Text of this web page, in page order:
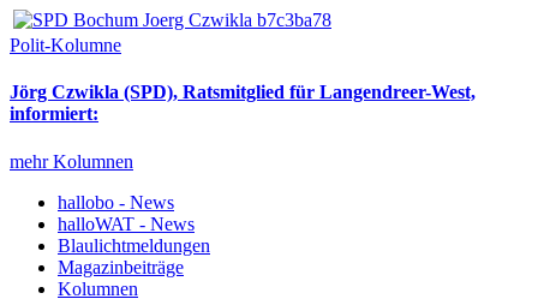
Polit-Kolumne
Jörg Czwikla (SPD), Ratsmitglied für Langendreer-West,
informiert:
mehr Kolumnen
hallobo - News
halloWAT - News
Blaulichtmeldungen
Magazinbeiträge
Kolumnen